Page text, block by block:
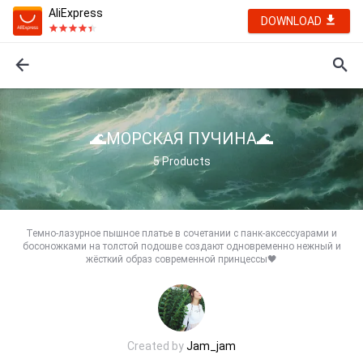
AliExpress
DOWNLOAD
🌊МОРСКАЯ ПУЧИНА🌊
5Products
Темно-лазурное пышное платье в сочетании с панк-аксессуарами и
босоножками на толстой подошве создают одновременно нежный и
жёсткий образ современной принцессы🖤
Created byJam_jam